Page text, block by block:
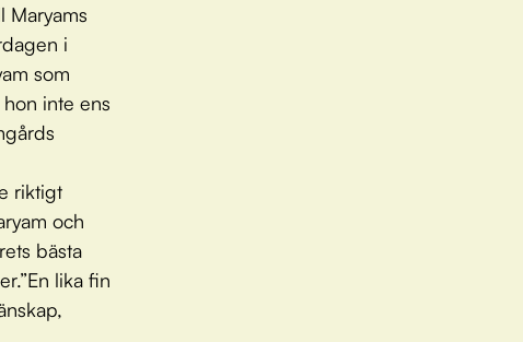
Maryams
i
som
inte ens
riktigt
och
bästa
lika fin